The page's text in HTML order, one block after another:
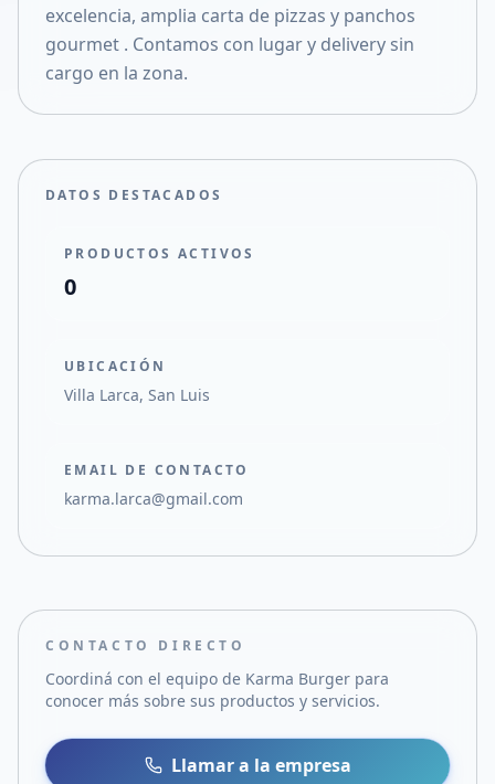
excelencia, amplia carta de pizzas y panchos
gourmet . Contamos con lugar y delivery sin
cargo en la zona.
DATOS DESTACADOS
PRODUCTOS ACTIVOS
0
UBICACIÓN
Villa Larca, San Luis
EMAIL DE CONTACTO
karma.larca@gmail.com
CONTACTO DIRECTO
Coordiná con el equipo de Karma Burger para
conocer más sobre sus productos y servicios.
Llamar a la empresa